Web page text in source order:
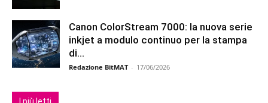
Canon ColorStream 7000: la nuova serie
inkjet a modulo continuo per la stampa
di...
Redazione BitMAT - 17/06/2026